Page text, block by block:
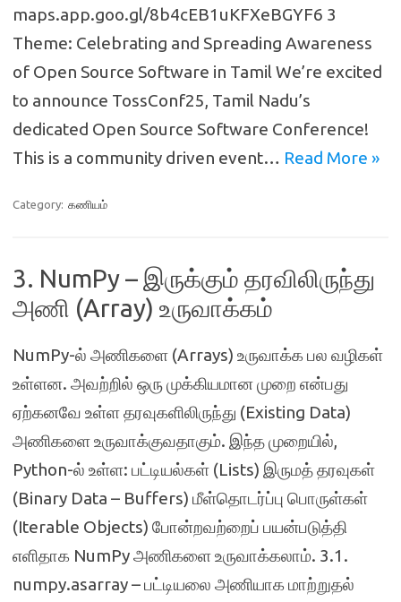
maps.app.goo.gl/8b4cEB1uKFXeBGYF6 3
Theme: Celebrating and Spreading Awareness
of Open Source Software in Tamil We’re excited
to announce TossConf25, Tamil Nadu’s
dedicated Open Source Software Conference!
This is a community driven event… Read More »
Category: கணியம்
3. NumPy – இருக்கும் தரவிலிருந்து
அணி (Array) உருவாக்கம்
NumPy-ல் அணிகளை (Arrays) உருவாக்க பல வழிகள்
உள்ளன. அவற்றில் ஒரு முக்கியமான முறை என்பது
ஏற்கனவே உள்ள தரவுகளிலிருந்து (Existing Data)
அணிகளை உருவாக்குவதாகும். இந்த முறையில்,
Python-ல் உள்ள: பட்டியல்கள் (Lists) இருமத் தரவுகள்
(Binary Data – Buffers) மீள்தொடர்ப்பு பொருள்கள்
(Iterable Objects) போன்றவற்றைப் பயன்படுத்தி
எளிதாக NumPy அணிகளை உருவாக்கலாம். 3.1.
numpy.asarray – பட்டியலை அணியாக மாற்றுதல்